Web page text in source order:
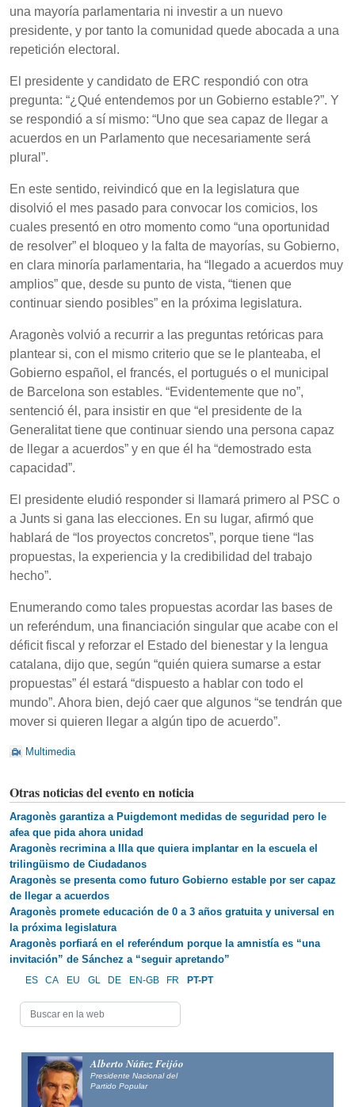
una mayoría parlamentaria ni investir a un nuevo
presidente, y por tanto la comunidad quede abocada a una
repetición electoral.
El presidente y candidato de ERC respondió con otra
pregunta: “¿Qué entendemos por un Gobierno estable?”. Y
se respondió a sí mismo: “Uno que sea capaz de llegar a
acuerdos en un Parlamento que necesariamente será
plural”.
En este sentido, reivindicó que en la legislatura que
disolvió el mes pasado para convocar los comicios, los
cuales presentó en otro momento como “una oportunidad
de resolver” el bloqueo y la falta de mayorías, su Gobierno,
en clara minoría parlamentaria, ha “llegado a acuerdos muy
amplios” que, desde su punto de vista, “tienen que
continuar siendo posibles” en la próxima legislatura.
Aragonès volvió a recurrir a las preguntas retóricas para
plantear si, con el mismo criterio que se le planteaba, el
Gobierno español, el francés, el portugués o el municipal
de Barcelona son estables. “Evidentemente que no”,
sentenció él, para insistir en que “el presidente de la
Generalitat tiene que continuar siendo una persona capaz
de llegar a acuerdos” y en que él ha “demostrado esta
capacidad”.
El presidente eludió responder si llamará primero al PSC o
a Junts si gana las elecciones. En su lugar, afirmó que
hablará de “los proyectos concretos”, porque tiene “las
propuestas, la experiencia y la credibilidad del trabajo
hecho”.
Enumerando como tales propuestas acordar las bases de
un referéndum, una financiación singular que acabe con el
déficit fiscal y reforzar el Estado del bienestar y la lengua
catalana, dijo que, según “quién quiera sumarse a estar
propuestas” él estará “dispuesto a hablar con todo el
mundo”. Ahora bien, dejó caer que algunos “se tendrán que
mover si quieren llegar a algún tipo de acuerdo”.
Multimedia
Otras noticias del evento en noticia
Aragonès garantiza a Puigdemont medidas de seguridad pero le
afea que pida ahora unidad
Aragonès recrimina a Illa que quiera implantar en la escuela el
trilingüismo de Ciudadanos
Aragonès se presenta como futuro Gobierno estable por ser capaz
de llegar a acuerdos
Aragonès promete educación de 0 a 3 años gratuita y universal en
la próxima legislatura
Aragonès porfiará en el referéndum porque la amnistía es “una
invitación” de Sánchez a “seguir apretando”
ES CA EU GL DE EN-GB FR PT-PT
Alberto Núñez Feijóo
Presidente Nacional del
Partido Popular